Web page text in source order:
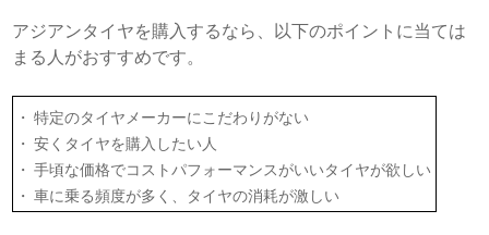
アジアンタイヤを購入するなら、以下のポイントに当ては
まる人がおすすめです。
特定のタイヤメーカーにこだわりがない
安くタイヤを購入したい人
手頃な価格でコストパフォーマンスがいいタイヤが欲しい
車に乗る頻度が多く、タイヤの消耗が激しい